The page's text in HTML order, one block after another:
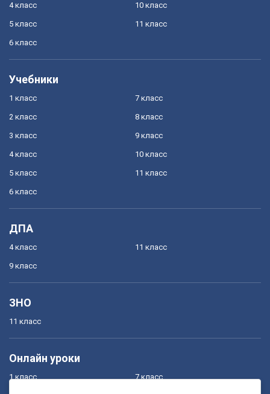
4 класс
5 класс
6 класс
10 класс
11 класс
Учебники
1 класс
2 класс
3 класс
4 класс
5 класс
6 класс
7 класс
8 класс
9 класс
10 класс
11 класс
ДПА
4 класс
9 класс
11 класс
ЗНО
11 класс
Онлайн уроки
1 класс 7 класс